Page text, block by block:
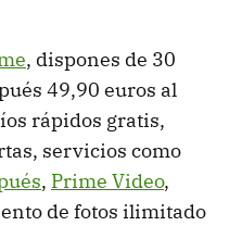
, dispones de 30
49,90 euros al
rápidos gratis,
servicios como
, Prime Video,
de fotos ilimitado